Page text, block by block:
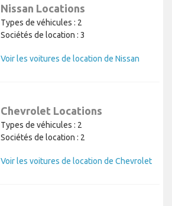
Nissan Locations
Types de véhicules : 2
Sociétés de location : 3
Voir les voitures de location de Nissan
Chevrolet Locations
Types de véhicules : 2
Sociétés de location : 2
Voir les voitures de location de Chevrolet